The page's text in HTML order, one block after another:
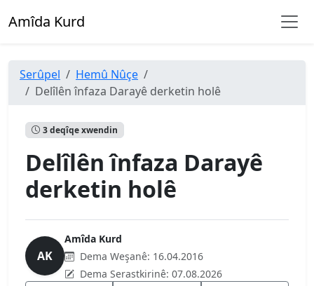
Amîda Kurd
Serûpel
Hemû Nûçe
Delîlên înfaza Darayê derketin holê
3 deqîqe xwendin
Delîlên înfaza Darayê
derketin holê
AK
Amîda Kurd
Dema Weşanê: 16.04.2016
Dema Serastkirinê: 07.08.2026